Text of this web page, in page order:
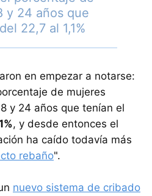
y 24 años que
22,7 al 1,1%
en empezar a notarse:
de mujeres
y 24 años que tenían el
, y desde entonces el
ha caído todavía más
rebaño".
nuevo sistema de cribado